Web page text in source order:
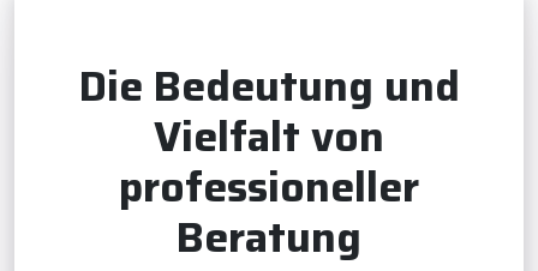
Die Bedeutung und
Vielfalt von
professioneller
Beratung